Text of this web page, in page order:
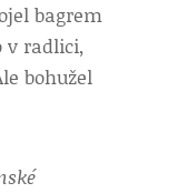
bagrem
v radlici,
bohužel